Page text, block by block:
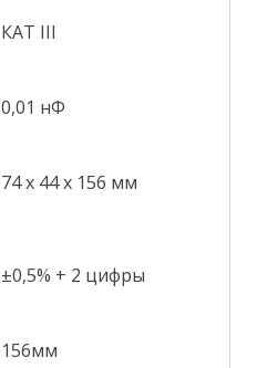
КАТ III
0,01 нФ
74 х 44 х 156 мм
±0,5% + 2 цифры
156мм